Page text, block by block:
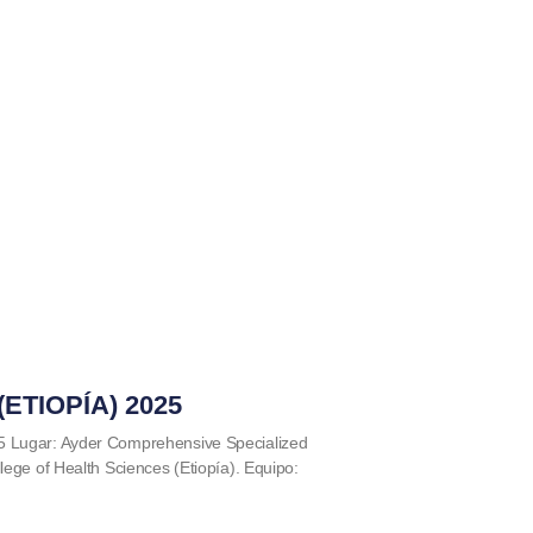
2025
Ayder Comprehensive Specialized
of Health Sciences (Etiopía). Equipo: